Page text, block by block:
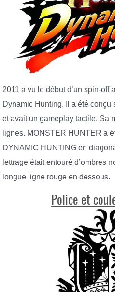
2011 a vu le début d’un spin-off
Dynamic Hunting. Il a été conçu
et avait un gameplay tactile. Sa
lignes. MONSTER HUNTER a
DYNAMIC HUNTING en
lettrage était entouré d’ombres
longue ligne rouge en dessous.
Police et